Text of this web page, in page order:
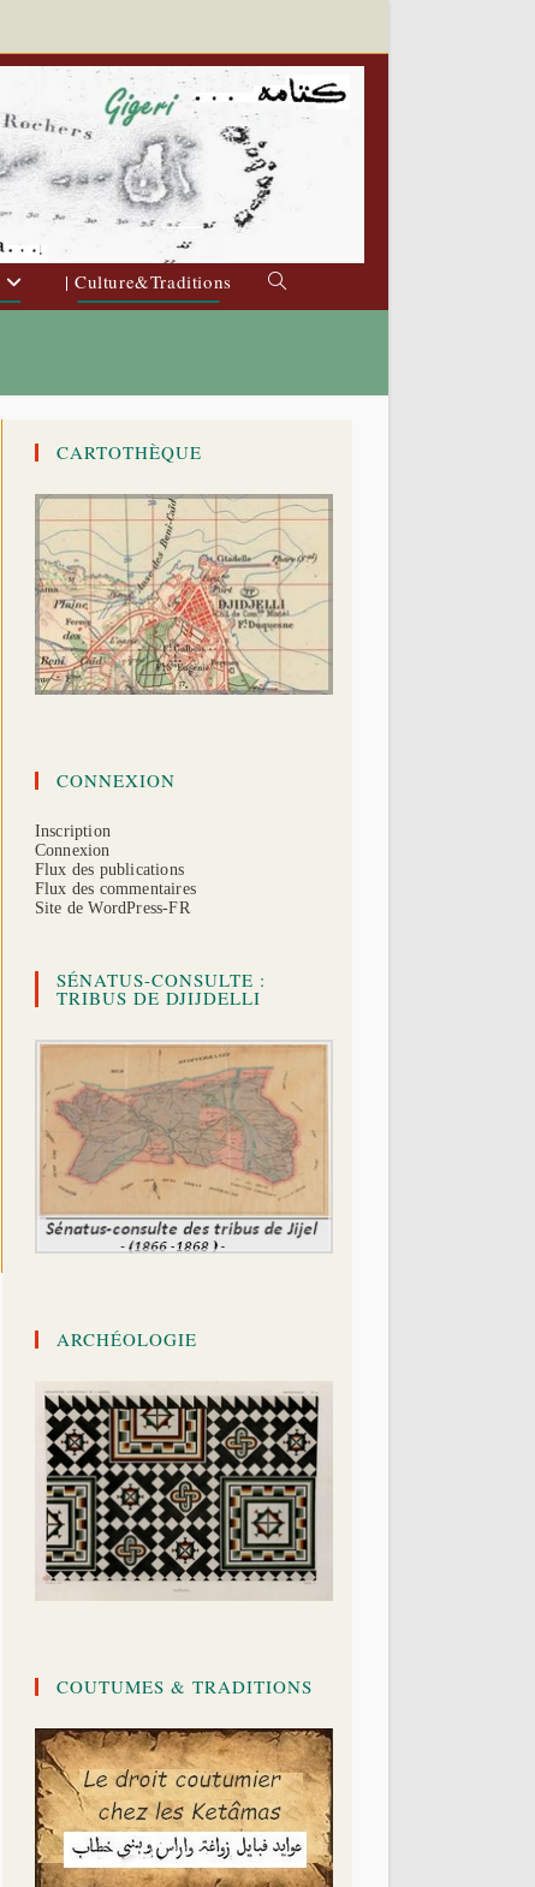
| Culture&Traditions
Toggle
CARTOTHÈQUE
CONNEXION
Inscription
Connexion
Flux des publications
Flux des commentaires
Site de WordPress-FR
SÉNATUS-CONSULTE :
TRIBUS DE DJIJDELLI
ARCHÉOLOGIE
COUTUMES & TRADITIONS